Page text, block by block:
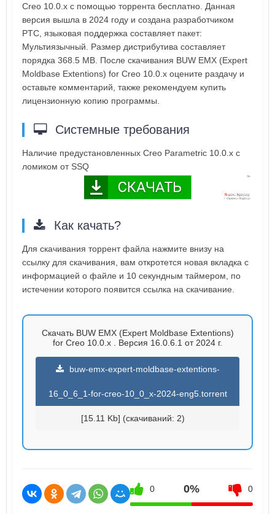
Creo 10.0.x с помощью торрента бесплатно. Данная
версия вышла в 2024 году и создана разработчиком
PTC, языковая поддержка составляет пакет:
Мультиязычный. Размер дистрибутива составляет
порядка 368.5 MB. После скачивания BUW EMX (Expert
Moldbase Extentions) for Creo 10.0.x оцените раздачу и
оставьте комментарий, также рекомендуем купить
лицензионную копию программы.
Системные требования
Наличие предустановленных Creo Parametric 10.0.x с
ломиком от SSQ
Как качать?
Для скачивания торрент файла нажмите внизу на
ссылку для скачивания, вам откротется новая вкладка с
информацией о файле и 10 секундным таймером, по
истечении которого появится ссылка на скачивание.
Скачать BUW EMX (Expert Moldbase Extentions)
for Creo 10.0.x . Версия 16.0.6.1 от 2024 г.
buw-emx-expert-moldbase-extentions-
16_0_6_1-for-creo-10_0_x-2024-eng5.torrent
[15.11 Kb] (cкачиваний: 2)
0 0% 0